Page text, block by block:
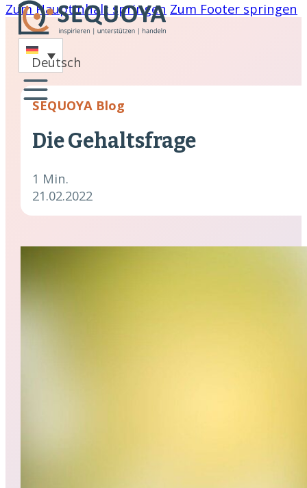
Zum Hauptinhalt springen Zum Footer springen
Deutsch
SEQUOYA Blog
Die Gehaltsfrage
1 Min.
21.02.2022